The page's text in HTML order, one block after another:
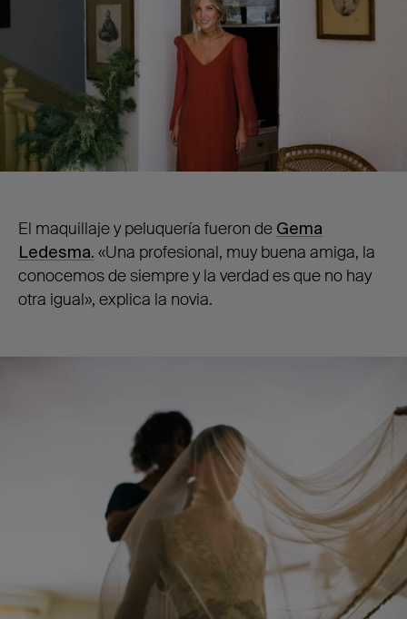
El maquillaje y peluquería fueron de Gema
Ledesma. «Una profesional, muy buena amiga, la
conocemos de siempre y la verdad es que no hay
otra igual», explica la novia.